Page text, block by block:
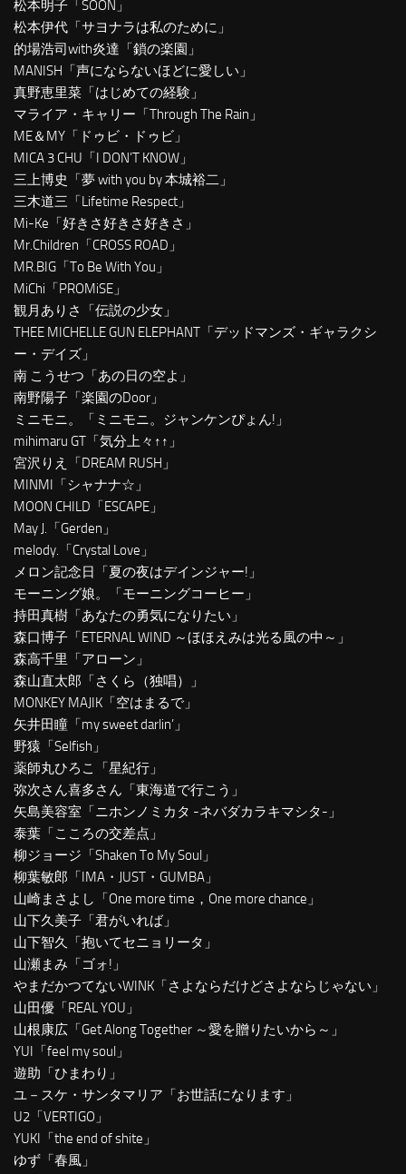
松本明子「SOON」
松本伊代「サヨナラは私のために」
的場浩司with炎達「鎖の楽園」
MANISH「声にならないほどに愛しい」
真野恵里菜「はじめての経験」
マライア・キャリー「Through The Rain」
ME＆MY「ドゥビ・ドゥビ」
MICA 3 CHU「I DON’T KNOW」
三上博史「夢 with you by 本城裕二」
三木道三「Lifetime Respect」
Mi-Ke「好きさ好きさ好きさ」
Mr.Children「CROSS ROAD」
MR.BIG「To Be With You」
MiChi「PROMiSE」
観月ありさ「伝説の少女」
THEE MICHELLE GUN ELEPHANT「デッドマンズ・ギャラクシ
ー・デイズ」
南 こうせつ「あの日の空よ」
南野陽子「楽園のDoor」
ミニモニ。「ミニモニ。ジャンケンぴょん!」
mihimaru GT「気分上々↑↑」
宮沢りえ「DREAM RUSH」
MINMI「シャナナ☆」
MOON CHILD「ESCAPE」
May J.「Gerden」
melody.「Crystal Love」
メロン記念日「夏の夜はデインジャー!」
モーニング娘。「モーニングコーヒー」
持田真樹「あなたの勇気になりたい」
森口博子「ETERNAL WIND ～ほほえみは光る風の中～」
森高千里「アローン」
森山直太郎「さくら（独唱）」
MONKEY MAJIK「空はまるで」
矢井田瞳「my sweet darlin’」
野猿「Selfish」
薬師丸ひろこ「星紀行」
弥次さん喜多さん「東海道で行こう」
矢島美容室「ニホンノミカタ -ネバダカラキマシタ-」
泰葉「こころの交差点」
柳ジョージ「Shaken To My Soul」
柳葉敏郎「IMA・JUST・GUMBA」
山崎まさよし「One more time，One more chance」
山下久美子「君がいれば」
山下智久「抱いてセニョリータ」
山瀬まみ「ゴォ!」
やまだかつてないWINK「さよならだけどさよならじゃない」
山田優「REAL YOU」
山根康広「Get Along Together ～愛を贈りたいから～」
YUI「feel my soul」
遊助「ひまわり」
ユ－スケ・サンタマリア「お世話になります」
U2「VERTIGO」
YUKI「the end of shite」
ゆず「春風」